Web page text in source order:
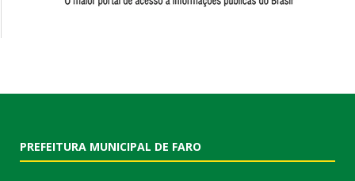
PREFEITURA MUNICIPAL DE FARO